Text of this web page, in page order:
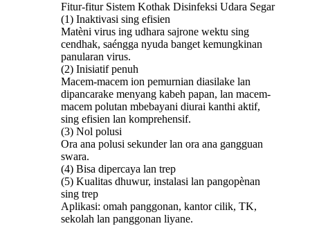
Fitur-fitur Sistem Kothak Disinfeksi Udara Segar
(1) Inaktivasi sing efisien
Matèni virus ing udhara sajrone wektu sing
cendhak, saéngga nyuda banget kemungkinan
panularan virus.
(2) Inisiatif penuh
Macem-macem ion pemurnian diasilake lan
dipancarake menyang kabeh papan, lan macem-
macem polutan mbebayani diurai kanthi aktif,
sing efisien lan komprehensif.
(3) Nol polusi
Ora ana polusi sekunder lan ora ana gangguan
swara.
(4) Bisa dipercaya lan trep
(5) Kualitas dhuwur, instalasi lan pangopènan
sing trep
Aplikasi: omah panggonan, kantor cilik, TK,
sekolah lan panggonan liyane.